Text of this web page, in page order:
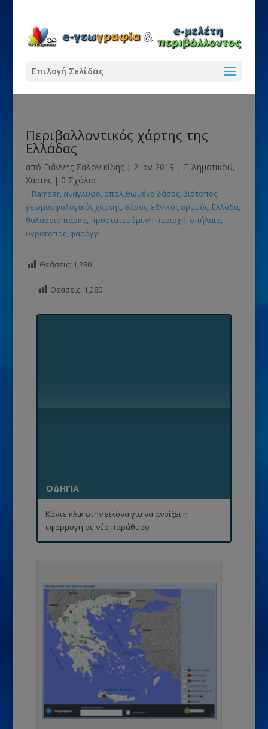
Επιλογή Σελίδας
Περιβαλλοντικός χάρτης της
Ελλάδας
από Γιάννης Σαλονικίδης| 2 Ιαν 2019 | Ε΄ Δημοτικού,
Χάρτες| 0 Σχόλια
| Ramsar ανάγλυφο απολιθωμένο δάσος βιότοπος
γεωμορφολογικός χάρτης δάσος εθνικός δρυμός Ελλάδα
θαλάσσιο πάρκο προστατευόμενη περιοχή σπήλαιο
υγρότοπος φαράγγι
Θεάσεις: 1,280
Θεάσεις: 1,280
ΟΔΗΓΙΑ
Κάντε κλικ στην εικόνα για να ανοίξει η
εφαρμογή σε νέο παράθυρο